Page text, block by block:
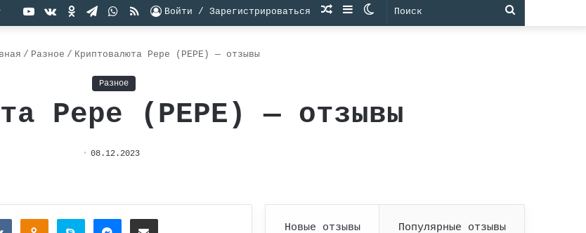
Поиск
Switch
Sidebar
Случайная
Войти / Зарегистрироваться
RSS
WhatsApp
Telegram
Одноклассники
vk.com
YouTube
/ Разное / Криптовалюта Pepe (PEPE) — отзывы
Разное
Pepe (PEPE) — отзывы
08.12.2023
ВконтактеОдноклассники
Skype MessengerПоделиться через электронную почту
Новые отзывы Популярные отзывы